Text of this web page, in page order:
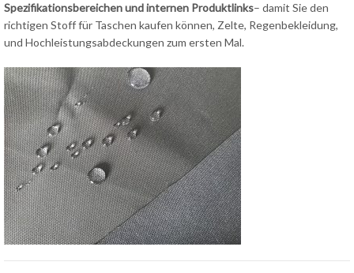
Spezifikationsbereichen und internen Produktlinks– damit Sie den
richtigen Stoff für Taschen kaufen können, Zelte, Regenbekleidung,
und Hochleistungsabdeckungen zum ersten Mal.